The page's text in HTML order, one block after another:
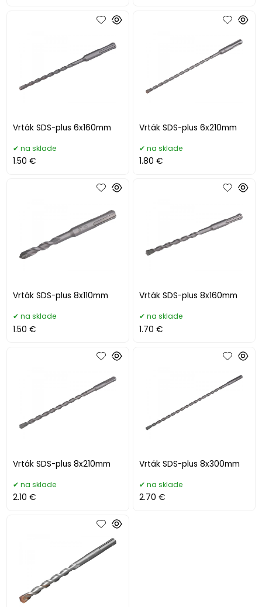
Vrták SDS-plus 6x160mm
na sklade
1.50 €
Vrták SDS-plus 6x210mm
na sklade
1.80 €
Vrták SDS-plus 8x110mm
na sklade
1.50 €
Vrták SDS-plus 8x160mm
na sklade
1.70 €
Vrták SDS-plus 8x210mm
na sklade
2.10 €
Vrták SDS-plus 8x300mm
na sklade
2.70 €